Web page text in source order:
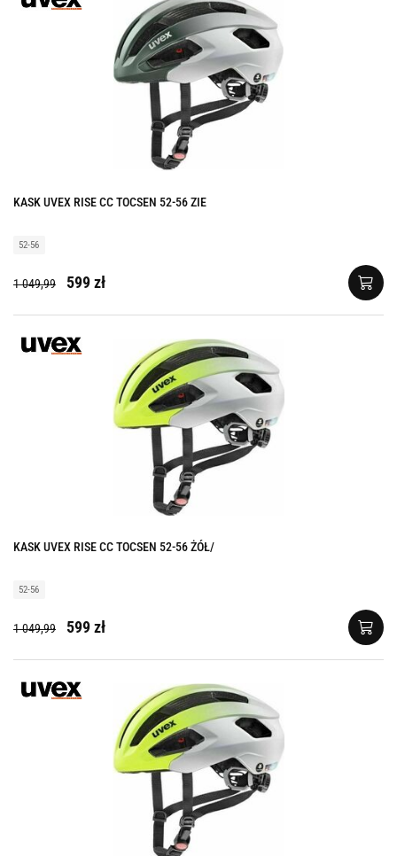
KASK UVEX RISE CC TOCSEN 52-56 ZIE
52-56
1 049,99 599 zł
KASK UVEX RISE CC TOCSEN 52-56 ŻÓŁ/
52-56
1 049,99 599 zł